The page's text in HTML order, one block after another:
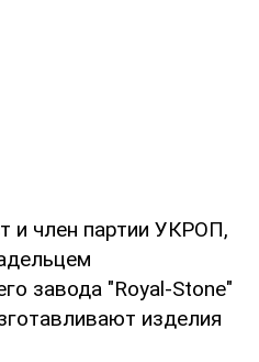
и член партии УКРОП,
завода "Royal-Stone"
изделия